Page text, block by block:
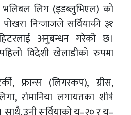
भलिबल लिग (इडब्लुभिएल) को
निन्जाजले सर्वियाकी ३१
अनुबन्धन गरेको छ।
विदेशी खेलाडीको रुपमा
फ्रान्स (लिगरकप), ग्रीस,
रोमानिया लगायतका शीर्ष